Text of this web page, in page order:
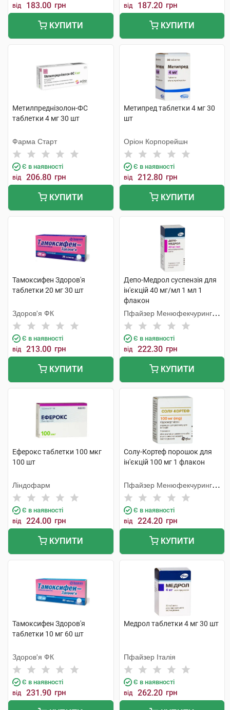
від 183.00 грн
КУПИТИ
від 187.20 грн
КУПИТИ
Метилпреднізолон-ФС
таблетки 4 мг 30 шт
Фарма Старт
Є в наявності
від 206.80 грн
КУПИТИ
Метипред таблетки 4 мг 30
шт
Оріон Корпорейшн
Є в наявності
від 212.80 грн
КУПИТИ
Тамоксифен Здоров'я
таблетки 20 мг 30 шт
Здоров'я ФК
Є в наявності
від 213.00 грн
КУПИТИ
Депо-Медрол суспензія для
ін'єкцій 40 мг/мл 1 мл 1
флакон
Пфайзер Менюфекчуринг
Бельгія
Є в наявності
від 222.30 грн
КУПИТИ
Еферокс таблетки 100 мкг
100 шт
Ліндофарм
Є в наявності
від 224.00 грн
КУПИТИ
Солу-Кортеф порошок для
ін'єкцій 100 мг 1 флакон
Пфайзер Менюфекчуринг
Бельгія
Є в наявності
від 224.20 грн
КУПИТИ
Тамоксифен Здоров'я
таблетки 10 мг 60 шт
Здоров'я ФК
Є в наявності
від 231.90 грн
Медрол таблетки 4 мг 30 шт
Пфайзер Італія
Є в наявності
від 262.20 грн